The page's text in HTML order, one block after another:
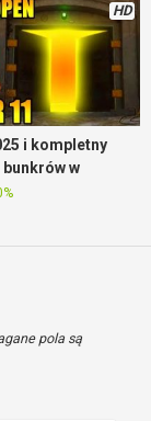
HD
i kompletny
w
pola są